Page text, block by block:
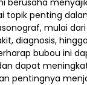
topik penting
mulai
diagnosis,
bubou ini
dapat
pentingnya